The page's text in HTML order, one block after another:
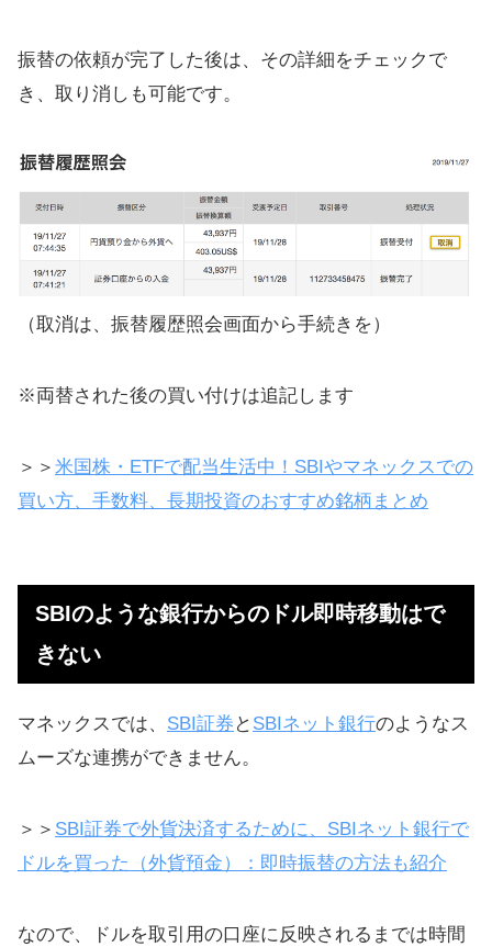
振替の依頼が完了した後は、その詳細をチェックで
き、取り消しも可能です。
（取消は、振替履歴照会画面から手続きを）
※両替された後の買い付けは追記します
＞＞ 米国株・ETFで配当生活中！SBIやマネックスでの
買い方、手数料、長期投資のおすすめ銘柄まとめ
SBIのような銀行からのドル即時移動はで
きない
マネックスでは、 SBI証券 と SBIネット銀行のようなス
ムーズな連携ができません。
＞＞ SBI証券で外貨決済するために、SBIネット銀行で
ドルを買った（外貨預金）：即時振替の方法も紹介
なので、ドルを取引用の口座に反映されるまでは時間